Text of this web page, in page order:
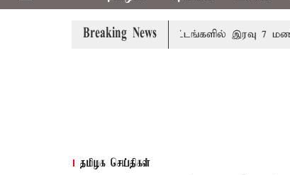
Breaking News
தனித்தீர்மானம் 23 மாவட்டங்களில் இரவு 7
தமிழக செய்திகள்